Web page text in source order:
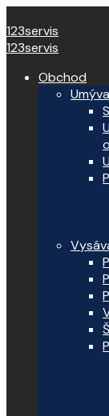
123servis
123servis
Obchod